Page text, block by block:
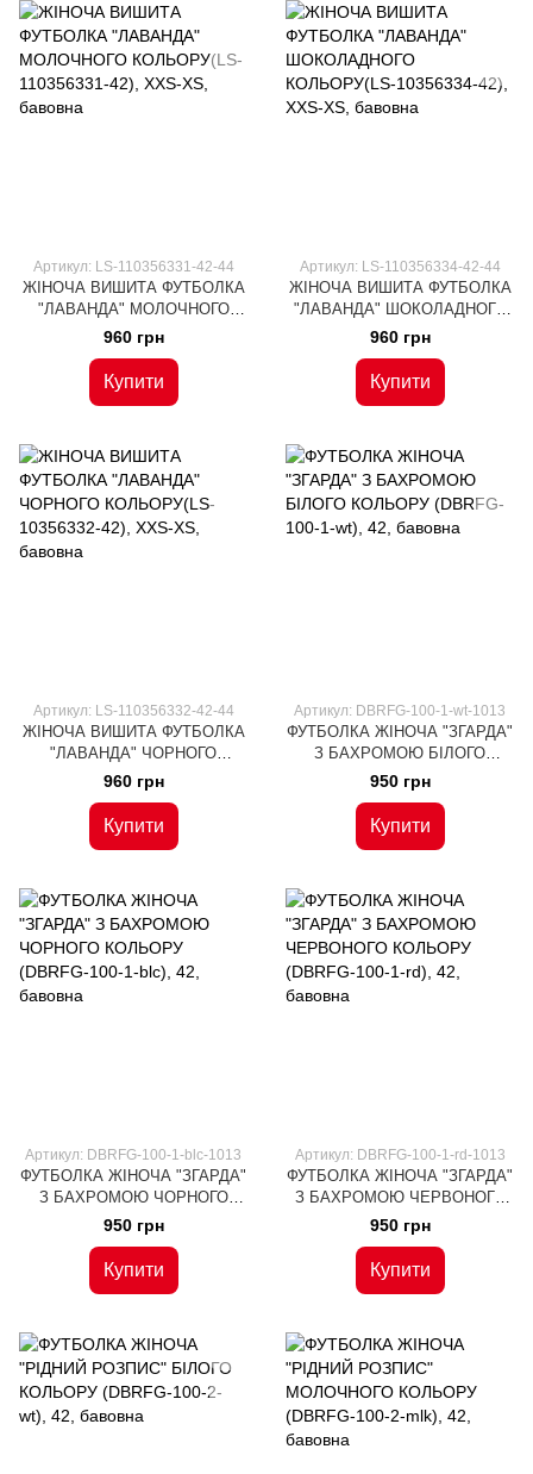
Артикул: LS-110356331-42-44
ЖІНОЧА ВИШИТА ФУТБОЛКА
"ЛАВАНДА" МОЛОЧНОГО
КОЛЬОРУ(LS-110356331-42),
XXS-XS, бавовна
960 грн
Купити
Артикул: LS-110356334-42-44
ЖІНОЧА ВИШИТА ФУТБОЛКА
"ЛАВАНДА" ШОКОЛАДНОГО
КОЛЬОРУ(LS-10356334-42),
XXS-XS, бавовна
960 грн
Купити
Артикул: LS-110356332-42-44
ЖІНОЧА ВИШИТА ФУТБОЛКА
"ЛАВАНДА" ЧОРНОГО
КОЛЬОРУ(LS-10356332-42),
XXS-XS, бавовна
960 грн
Купити
Артикул: DBRFG-100-1-wt-1013
ФУТБОЛКА ЖІНОЧА "ЗГАРДА"
З БАХРОМОЮ БІЛОГО
КОЛЬОРУ (DBRFG-100-1-wt),
42, бавовна
950 грн
Купити
Артикул: DBRFG-100-1-blc-1013
ФУТБОЛКА ЖІНОЧА "ЗГАРДА"
З БАХРОМОЮ ЧОРНОГО
КОЛЬОРУ (DBRFG-100-1-blc),
42, бавовна
950 грн
Купити
Артикул: DBRFG-100-1-rd-1013
ФУТБОЛКА ЖІНОЧА "ЗГАРДА"
З БАХРОМОЮ ЧЕРВОНОГО
КОЛЬОРУ (DBRFG-100-1-rd),
42, бавовна
950 грн
Купити